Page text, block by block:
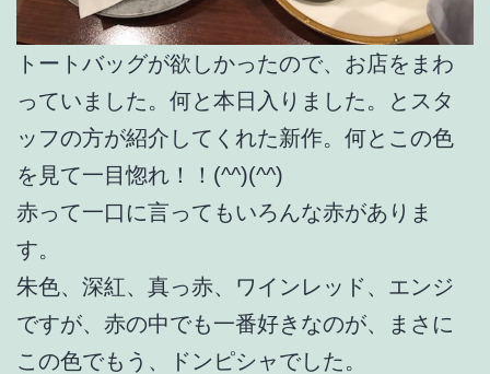
トートバッグが欲しかったので、お店をまわ
っていました。何と本日入りました。とスタ
ッフの方が紹介してくれた新作。何とこの色
を見て一目惚れ！！(^^)(^^)
赤って一口に言ってもいろんな赤がありま
す。
朱色、深紅、真っ赤、ワインレッド、エンジ
ですが、赤の中でも一番好きなのが、まさに
この色でもう、ドンピシャでした。